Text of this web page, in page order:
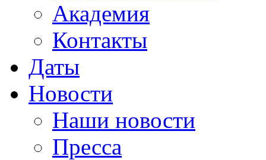
Академия
Контакты
Даты
Новости
Наши новости
Пресса